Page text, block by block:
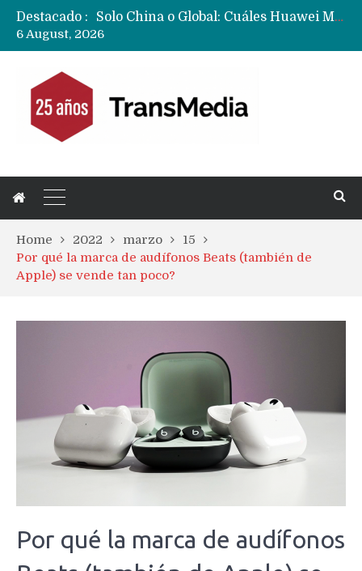
Destacado :
Solo China o Global: Cuáles Huawei MateBook, MatePad y Nova llegarán a Europa y LATAM?
Ahora Honor copia diseño de los anillos traseros con pantalla del fabricante Oppo
6 August, 2026
Home 2022 marzo
15
Por qué la marca de audífonos Beats (también de
Apple) se vende tan poco?
Por qué la marca de audífonos